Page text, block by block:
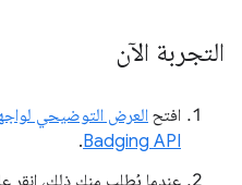
التجربة الآن
افتح
Badging API
.
عندما يُطلب منك ذلك، انقر